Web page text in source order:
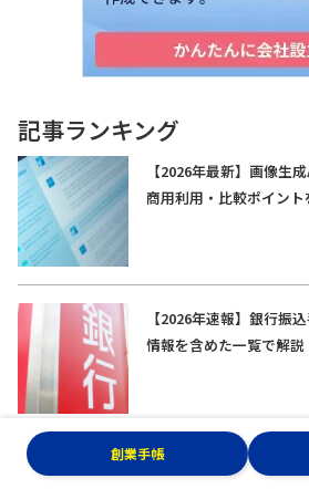
記事ランキング
【2026年最新】画像生
商用利用・比較ポイント
【2026年速報】銀行振
情報を含めた一覧で解説
【2026年最新版】生成
創業手帳